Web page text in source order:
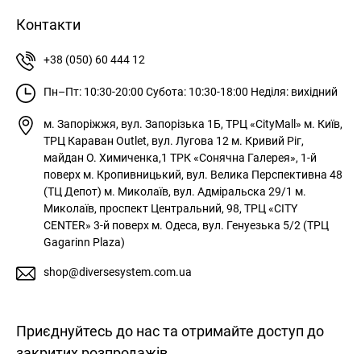
Контакти
+38 (050) 60 444 12
Пн–Пт: 10:30-20:00 Субота: 10:30-18:00 Неділя: вихідний
м. Запоріжжя, вул. Запорізька 1Б, ТРЦ «CityMall» м. Київ,
ТРЦ Караван Outlet, вул. Лугова 12 м. Кривий Ріг,
майдан О. Химиченка,1 ТРК «Сонячна Галерея», 1-й
поверх м. Кропивницький, вул. Велика Перспективна 48
(ТЦ Депот) м. Миколаїв, вул. Адміральска 29/1 м.
Миколаїв, проспект Центральний, 98, ТРЦ «CITY
CENTER» 3-й поверх м. Одеса, вул. Генуезька 5/2 (ТРЦ
Gagarinn Plaza)
shop@diversesystem.com.ua
Приєднуйтесь до нас та отримайте доступ до